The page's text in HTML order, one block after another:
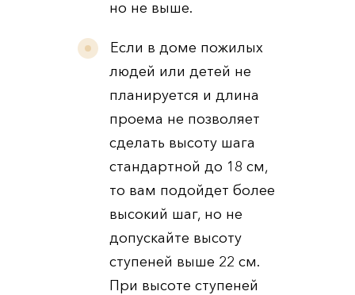
но не выше.
Если в доме пожилых
людей или детей не
планируется и длина
проема не позволяет
сделать высоту шага
стандартной до 18 см,
то вам подойдет более
высокий шаг, но не
допускайте высоту
ступеней выше 22 см.
При высоте ступеней